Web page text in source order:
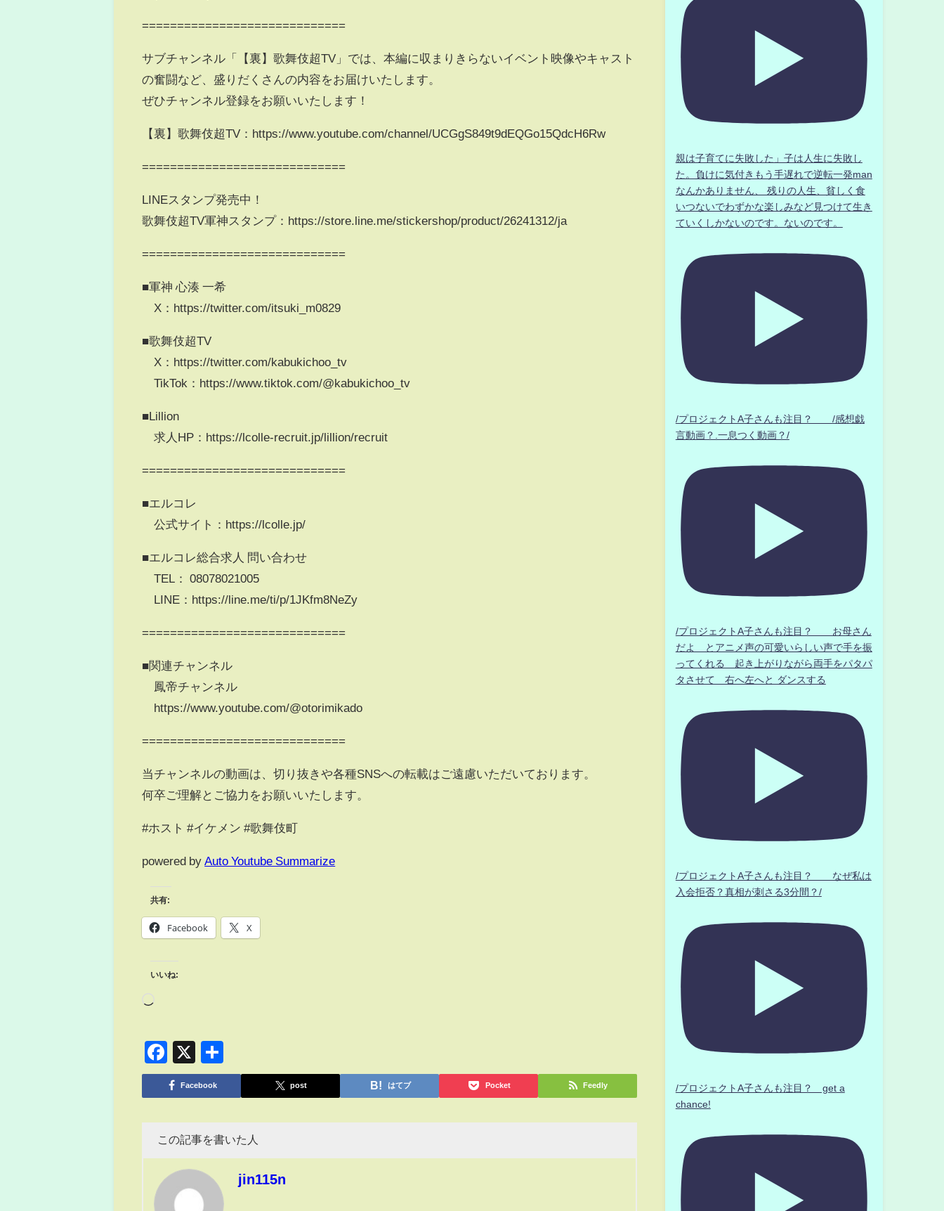
=============================
サブチャンネル「【裏】歌舞伎超TV」では、本編に収まりきらないイベント映像やキャスト
の奮闘など、盛りだくさんの内容をお届けいたします。
ぜひチャンネル登録をお願いいたします！
【裏】歌舞伎超TV：https://www.youtube.com/channel/UCGgS849t9dEQGo15QdcH6Rw
=============================
LINEスタンプ発売中！
歌舞伎超TV軍神スタンプ：https://store.line.me/stickershop/product/26241312/ja
=============================
■軍神 心湊 一希
X：https://twitter.com/itsuki_m0829
■歌舞伎超TV
X：https://twitter.com/kabukichoo_tv
TikTok：https://www.tiktok.com/@kabukichoo_tv
■Lillion
求人HP：https://lcolle-recruit.jp/lillion/recruit
=============================
■エルコレ
公式サイト：https://lcolle.jp/
■エルコレ総合求人 問い合わせ
TEL： 08078021005
LINE：https://line.me/ti/p/1JKfm8NeZy
=============================
■関連チャンネル
鳳帝チャンネル
https://www.youtube.com/@otorimikado
=============================
当チャンネルの動画は、切り抜きや各種SNSへの転載はご遠慮いただいております。
何卒ご理解とご協力をお願いいたします。
#ホスト #イケメン #歌舞伎町
powered by Auto Youtube Summarize
共有:
Facebook X
いいね:
Facebook
X
有
Facebook post はてブ Pocket Feedly
この記事を書いた人
jin115n
親は子育てに失敗した」子は人生に失敗し
た。負けに気付きもう手遅れで逆転一発man
なんかありません、 残りの人生、貧しく食
いつないでわずかな楽しみなど見つけて生き
ていくしかないのです。ないのです。
/プロジェクトA子さんも注目？ /感想戯
言動画？.一息つく動画？/
/プロジェクトA子さんも注目？ お母さん
だよ とアニメ声の可愛いらしい声で手を振
ってくれる 起き上がりながら両手をパタパ
タさせて 右へ左へと ダンスする
/プロジェクトA子さんも注目？ なぜ私は
入会拒否？真相が刺さる3分間？/
/プロジェクトA子さんも注目？ get a
chance!